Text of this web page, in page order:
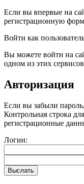
Если вы впервые на
регистрационную
Войти как
Вы можете войти на
одном из этих
Авторизация
Если вы забыли
Контрольная строка
регистрационные
Логин:
Выслать